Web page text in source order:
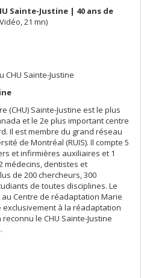
Sainte-Justine | 40 ans de
21 mn)
CHU Sainte-Justine
(CHU) Sainte-Justine est le plus
et le 2e plus important centre
Il est membre du grand réseau
de Montréal (RUIS). Il compte 5
et infirmières auxiliaires et 1
médecins, dentistes et
de 200 chercheurs, 300
de toutes disciplines. Le
au Centre de réadaptation Marie
exclusivement à la réadaptation
le CHU Sainte-Justine